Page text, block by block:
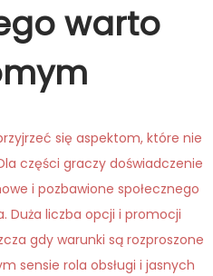
warto
się aspektom, które nie
części graczy doświadczenie
i pozbawione społecznego
Duża liczba opcji i promocji
gdy warunki są rozproszone
sensie rola obsługi i jasnych